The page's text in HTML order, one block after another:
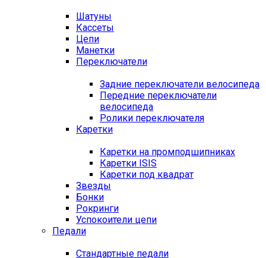
Шатуны
Кассеты
Цепи
Манетки
Переключатели
Задние переключатели велосипеда
Передние переключатели
велосипеда
Ролики переключателя
Каретки
Каретки на промподшипниках
Каретки ISIS
Каретки под квадрат
Звезды
Бонки
Рокринги
Успокоители цепи
Педали
Стандартные педали